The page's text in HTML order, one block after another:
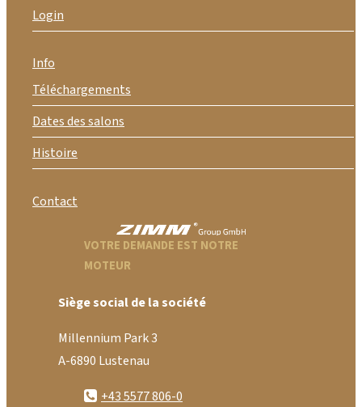
Login
Info
Téléchargements
Dates des salons
Histoire
Contact
VOTRE DEMANDE EST NOTRE
MOTEUR
Siège social de la société
Millennium Park 3
A-6890 Lustenau
+43 5577 806-0